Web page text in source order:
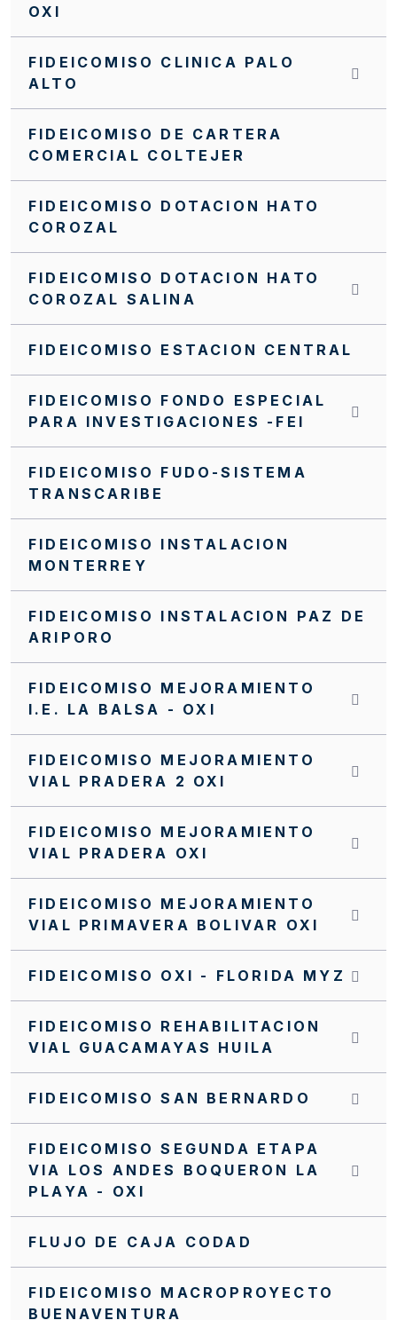
Nuevo Manual de Supervisión e Interventoría
NVITACION INTERNA FFIE No 040
NUEVO MANUAL FINANCIERO DEL PA FFIE
Manual Financiero
Invitación cerrada FFIE SC0098-2024
Invitación Cerrada No. 15 de 2019
Invitación Cerrada No 019 de 2019
Invitación Abierta No. FFIE 006 de 2016
Invitación Abierta No 16 de 2019
INVITACIÓN INTERNA SI0071 FFIE DE 2023
INVITACIÓN INTERNA SI0068 FFIE DE 2023
INVITACIÓN INTERNA No.SA0057 FFIE 2022
INVITACIÓN INTERNA NO. SI0062 FFIE DE
2022
INVITACIÓN CERRADA SC0188 FFIE 2025
INVITACIÓN CERRADA SC0186 FFIE 2025
INVITACIÓN CERRADA SC0182 FFIE 2025
INVITACIÓN CERRADA SC0178 FFIE 2025
INVITACIÓN CERRADA SC0175 FFIE 2025
OXI
FIDEICOMISO CLINICA PALO
ALTO
FIDEICOMISO DE CARTERA
COMERCIAL COLTEJER
FIDEICOMISO DOTACION HATO
COROZAL
FIDEICOMISO DOTACION HATO
COROZAL SALINA
FIDEICOMISO ESTACION CENTRAL
FIDEICOMISO FONDO ESPECIAL
PARA INVESTIGACIONES -FEI
FIDEICOMISO FUDO-SISTEMA
TRANSCARIBE
FIDEICOMISO INSTALACION
MONTERREY
FIDEICOMISO INSTALACION PAZ DE
ARIPORO
FIDEICOMISO MEJORAMIENTO
I.E. LA BALSA - OXI
FIDEICOMISO MEJORAMIENTO
VIAL PRADERA 2 OXI
FIDEICOMISO MEJORAMIENTO
VIAL PRADERA OXI
FIDEICOMISO MEJORAMIENTO
VIAL PRIMAVERA BOLIVAR OXI
FIDEICOMISO OXI - FLORIDA MYZ
FIDEICOMISO REHABILITACION
VIAL GUACAMAYAS HUILA
FIDEICOMISO SAN BERNARDO
FIDEICOMISO SEGUNDA ETAPA
VIA LOS ANDES BOQUERON LA
PLAYA - OXI
FLUJO DE CAJA CODAD
FIDEICOMISO MACROPROYECTO
BUENAVENTURA